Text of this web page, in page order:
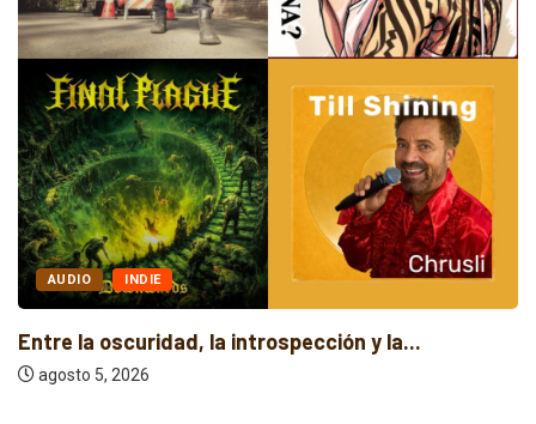
AUDIO INDIE
Entre la oscuridad, la introspección y la...
agosto 5, 2026